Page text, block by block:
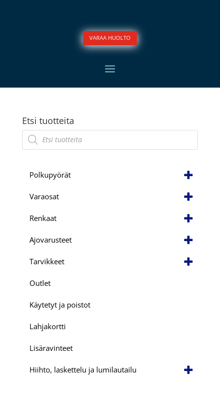
VARAA HUOLTO
Etsi tuotteita
Products
search
Polkupyörät
Varaosat
Renkaat
Ajovarusteet
Tarvikkeet
Outlet
Käytetyt ja poistot
Lahjakortti
Lisäravinteet
Hiihto, laskettelu ja lumilautailu